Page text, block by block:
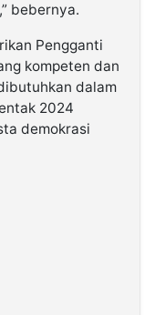
bebernya.
Pengganti
kompeten dan
dalam
2024
demokrasi